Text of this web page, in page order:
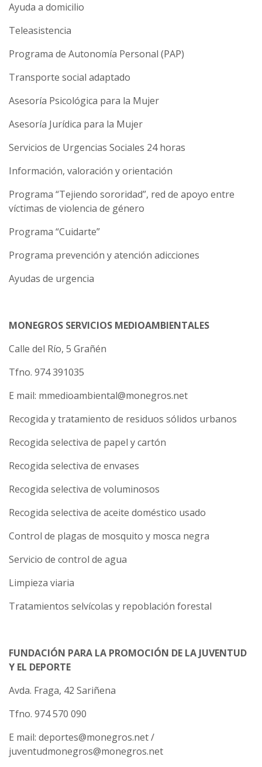
Ayuda a domicilio
Teleasistencia
Programa de Autonomía Personal (PAP)
Transporte social adaptado
Asesoría Psicológica para la Mujer
Asesoría Jurídica para la Mujer
Servicios de Urgencias Sociales 24 horas
Información, valoración y orientación
Programa “Tejiendo sororidad”, red de apoyo entre
víctimas de violencia de género
Programa “Cuidarte”
Programa prevención y atención adicciones
Ayudas de urgencia
MONEGROS SERVICIOS MEDIOAMBIENTALES
Calle del Río, 5 Grañén
Tfno. 974 391035
E mail: mmedioambiental@monegros.net
Recogida y tratamiento de residuos sólidos urbanos
Recogida selectiva de papel y cartón
Recogida selectiva de envases
Recogida selectiva de voluminosos
Recogida selectiva de aceite doméstico usado
Control de plagas de mosquito y mosca negra
Servicio de control de agua
Limpieza viaria
Tratamientos selvícolas y repoblación forestal
FUNDACIÓN PARA LA PROMOCIÓN DE LA JUVENTUD
Y EL DEPORTE
Avda. Fraga, 42 Sariñena
Tfno. 974 570 090
E mail: deportes@monegros.net /
juventudmonegros@monegros.net